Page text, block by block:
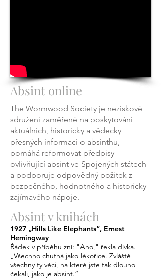
Absint online
The Wormwood Society je neziskové
sdružení zaměřené na poskytování
aktuálních, historicky a vědecky
přesných informací o absinthu,
pomáhá reformovat předpisy
ovlivňující absint ve Spojených státech
a podporuje odpovědný požitek z
bezpečného, hodnotného a historicky
zajímavého nápoje.
Absint v knihách
1927 „Hills Like Elephants“, Ernest
Hemingway
Řádek v příběhu zní: "Ano," řekla dívka.
„Všechno chutná jako lékořice. Zvláště
všechny ty věci, na které jste tak dlouho
čekali, jako je absint.“